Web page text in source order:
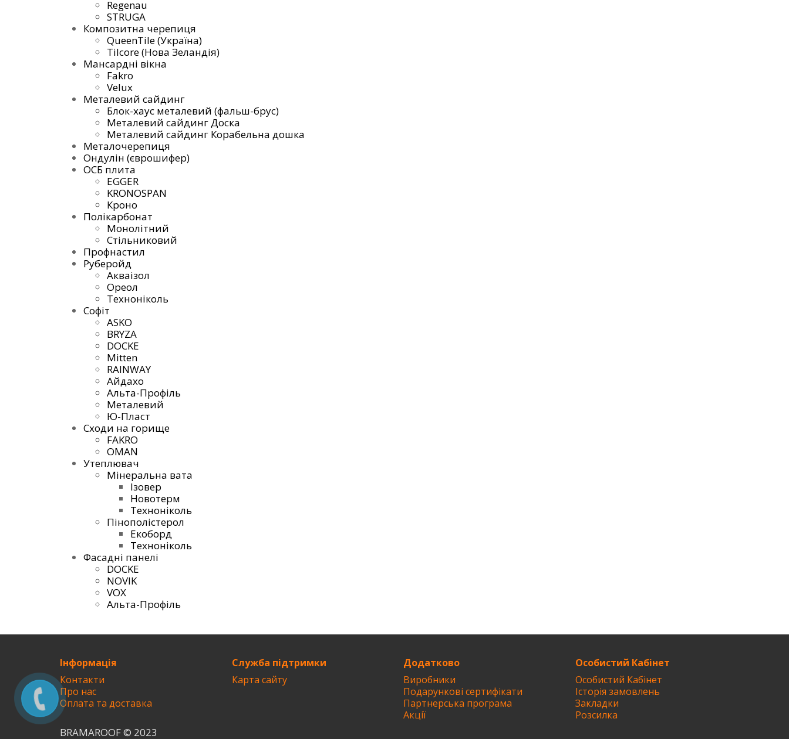
Regenau
STRUGA
Композитна черепиця
QueenTile (Україна)
Tilcore (Нова Зеландія)
Мансардні вікна
Fakro
Velux
Металевий сайдинг
Блок-хаус металевий (фальш-брус)
Металевий сайдинг Доска
Металевий сайдинг Корабельна дошка
Металочерепиця
Ондулін (єврошифер)
ОСБ плита
EGGER
KRONOSPAN
Кроно
Полікарбонат
Монолітний
Стільниковий
Профнастил
Руберойд
Акваізол
Ореол
Техноніколь
Софіт
ASKO
BRYZA
DOCKE
Mitten
RAINWAY
Айдахо
Альта-Профіль
Металевий
Ю-Пласт
Сходи на горище
FAKRO
OMAN
Утеплювач
Мінеральна вата
Ізовер
Новотерм
Техноніколь
Пінополістерол
Екоборд
Техноніколь
Фасадні панелі
DOCKE
NOVIK
VOX
Альта-Профіль
Інформація
Контакти
Про нас
Оплата та доставка
Служба підтримки
Карта сайту
Додатково
Виробники
Подарункові сертифікати
Партнерська програма
Акції
Особистий Кабінет
Особистий Кабінет
Історія замовлень
Закладки
Розсилка
BRAMAROOF © 2023